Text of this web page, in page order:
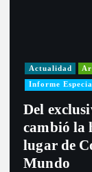
Actualidad
Informe
Del
cambió la
lugar de
Mundo